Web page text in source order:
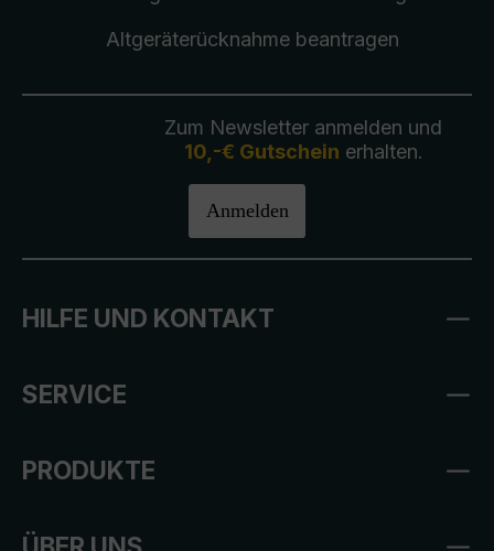
Altgeräterücknahmebeantragen
Zum Newsletter anmelden und
10,-€ Gutschein erhalten.
Anmelden
HILFE UND KONTAKT
SERVICE
PRODUKTE